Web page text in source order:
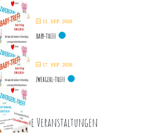
11. SEP. 2026
BABY-TREFF
17. SEP. 2026
ZWERGERL-TREFF
Veranstaltungen